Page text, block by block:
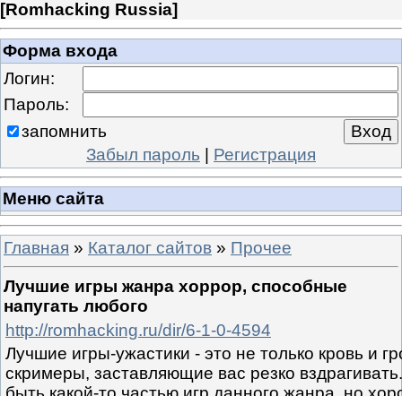
[Romhacking Russia]
Форма входа
Логин:
Пароль:
запомнить
Забыл пароль | Регистрация
Меню сайта
Главная » Каталог сайтов » Прочее
Лучшие игры жанра хоррор, способные
напугать любого
http://romhacking.ru/dir/6-1-0-4594
Лучшие игры-ужастики - это не только кровь и
скримеры, заставляющие вас резко